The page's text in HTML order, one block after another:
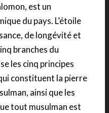
est un
du pays. L’étoile
de longévité et
branches du
les cinq principes
constituent la pierre
ainsi que les
tout musulman est